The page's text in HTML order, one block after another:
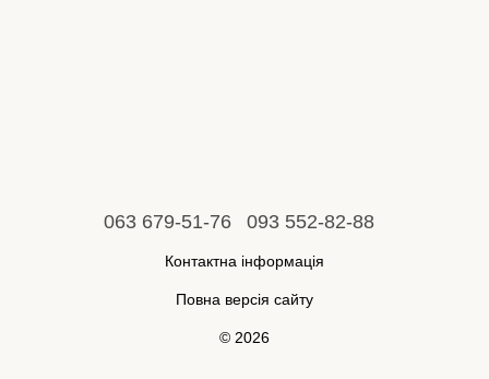
063 679-51-76 093 552-82-88
Контактна інформація
Повна версія сайту
© 2026